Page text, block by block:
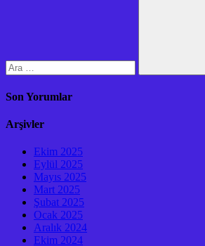
Son Yorumlar
Arşivler
Ekim 2025
Eylül 2025
Mayıs 2025
Mart 2025
Şubat 2025
Ocak 2025
Aralık 2024
Ekim 2024